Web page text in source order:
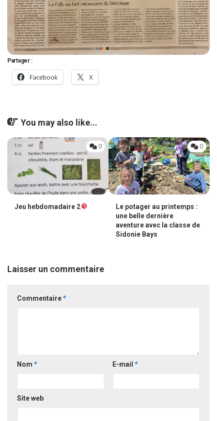
Partager :
Facebook X
You may also like...
0
Jeu hebdomadaire 2
0
Le potager au printemps :
une belle dernière
aventure avec la classe de
Sidonie Bays
Laisser un commentaire
Commentaire*
Nom * E-mail *
Site web